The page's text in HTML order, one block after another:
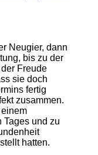
Neugier, dann
bis zu der
Freude
sie doch
fertig
zusammen.
Tages und zu
hatten.